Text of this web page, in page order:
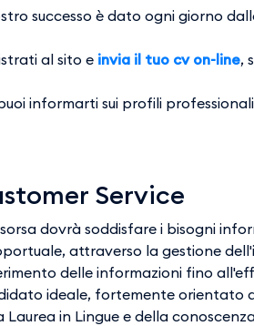
successo è dato ogni giorno
al sito e invia il tuo cv on-line,
informarti sui profili
Service
dovrà soddisfare i bisogni
attraverso la gestione
delle informazioni fino
ideale, fortemente orientato
Laurea in Lingue e della